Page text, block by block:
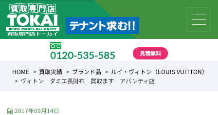
0120-535-585 見積無料
HOME 買取実績 ブランド品
ルイ・ヴィトン（LOUIS VUITTON）
ヴィトン ダミエ長財布 買取ます アバンティ店
2017年09月14日